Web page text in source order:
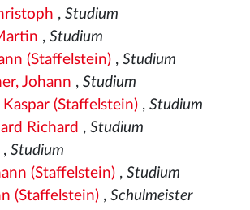
, Studium
, Studium
(Staffelstein), Studium
Johann , Studium
(Staffelstein), Studium
Richard , Studium
, Studium
(Staffelstein), Studium
(Staffelstein), Schulmeister